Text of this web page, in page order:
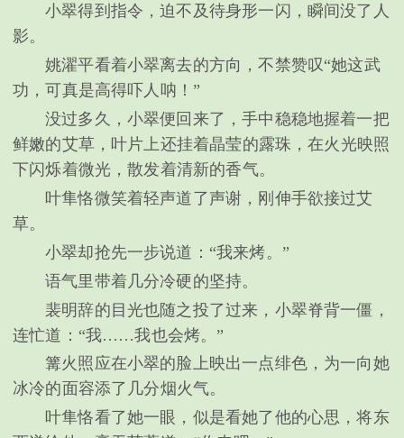
小翠得到指令，迫不及待身形一闪，瞬间没了人
影。
姚濯平看着小翠离去的方向，不禁赞叹“她这武
功，可真是高得吓人呐！”
没过多久，小翠便回来了，手中稳稳地握着一把
鲜嫩的艾草，叶片上还挂着晶莹的露珠，在火光映照
下闪烁着微光，散发着清新的香气。
叶隼恪微笑着轻声道了声谢，刚伸手欲接过艾
草。
小翠却抢先一步说道：“我来烤。”
语气里带着几分冷硬的坚持。
裴明辞的目光也随之投了过来，小翠脊背一僵，
连忙道：“我……我也会烤。”
篝火照应在小翠的脸上映出一点绯色，为一向她
冰冷的面容添了几分烟火气。
叶隼恪看了她一眼，似是看她了他的心思，将东